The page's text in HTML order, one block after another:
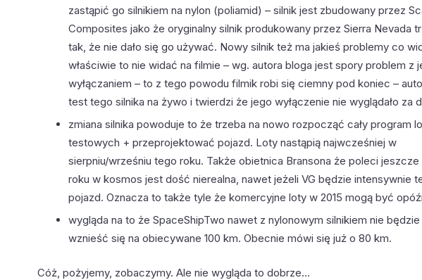
zastąpić go silnikiem na nylon (poliamid) – silnik jest zbudowany przez
Composites jako że oryginalny silnik produkowany przez Sierra Nevada
tak, że nie dało się go używać. Nowy silnik też ma jakieś problemy co
właściwie to nie widać na filmie – wg. autora bloga jest spory problem z
wyłączaniem – to z tego powodu filmik robi się ciemny pod koniec –
test tego silnika na żywo i twierdzi że jego wyłączenie nie wyglądało za
zmiana silnika powoduje to że trzeba na nowo rozpocząć cały program
testowych + przeprojektować pojazd. Loty nastąpią najwcześniej w
sierpniu/wrześniu tego roku. Także obietnica Bransona że poleci
roku w kosmos jest dość nierealna, nawet jeżeli VG będzie intensywnie
pojazd. Oznacza to także tyle że komercyjne loty w 2015 mogą być
wygląda na to że SpaceShipTwo nawet z nylonowym silnikiem nie
wznieść się na obiecywane 100 km. Obecnie mówi się już o 80 km.
Cóż, pożyjemy, zobaczymy. Ale nie wygląda to dobrze…